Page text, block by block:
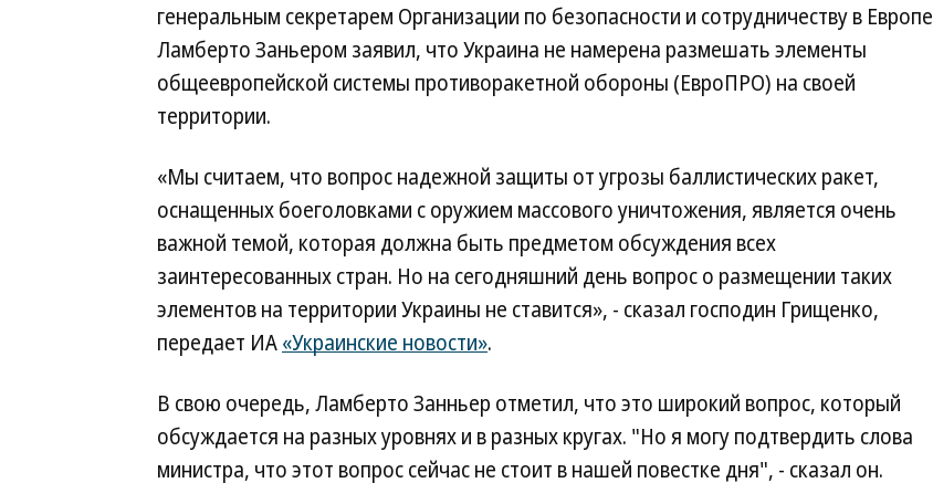
генеральным секретарем Организации по безопасности и сотрудничеству в Европе
Ламберто Заньером заявил, что Украина не намерена размешать элементы
общеевропейской системы противоракетной обороны (ЕвроПРО) на своей
территории.
«Мы считаем, что вопрос надежной защиты от угрозы баллистических ракет,
оснащенных боеголовками с оружием массового уничтожения, является очень
важной темой, которая должна быть предметом обсуждения всех
заинтересованных стран. Но на сегодняшний день вопрос о размещении таких
элементов на территории Украины не ставится», - сказал господин Грищенко,
передает ИА«Украинские новости».
В свою очередь, Ламберто Занньер отметил, что это широкий вопрос, который
обсуждается на разных уровнях и в разных кругах. "Но я могу подтвердить слова
министра, что этот вопрос сейчас не стоит в нашей повестке дня", - сказал он.